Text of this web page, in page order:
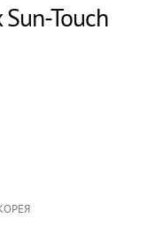
Touch